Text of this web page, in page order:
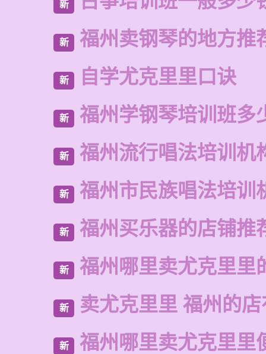
新
新 福州卖钢琴的地方推
新 自学尤克里里口诀
新 福州学钢琴培训班多
新 福州流行唱法培训机
新 福州市民族唱法培训
新 福州买乐器的店铺推
新 福州哪里卖尤克里里
新 卖尤克里里 福州的
新 福州哪里卖尤克里里